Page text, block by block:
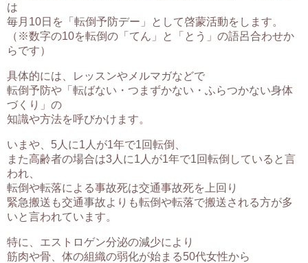
は
毎月10日を「転倒予防デー」として啓蒙活動をします。
（※数字の10を転倒の「てん」と「とう」の語呂合わせか
らです）
具体的には、レッスンやメルマガなどで
転倒予防や「転ばない・つまずかない・ふらつかない身体
づくり」の
知識や方法を呼びかけます。
いまや、5人に1人が1年で1回転倒、
また高齢者の場合は3人に1人が1年で1回転倒していると言
われ、
転倒や転落による事故死は交通事故死を上回り
緊急搬送も交通事故よりも転倒や転落で搬送される方が多
いと言われています。
特に、エストロゲン分泌の減少により
筋肉や骨、体の組織の弱化が始まる50代女性から